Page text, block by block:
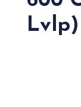
Lvlp)